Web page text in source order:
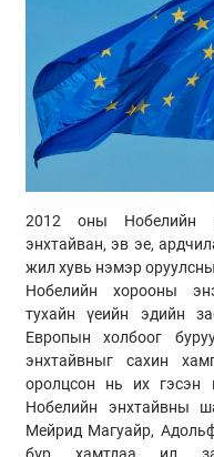
2012 оны Нобелийн
энхтайван, эв эе,
жил хувь нэмэр
Нобелийн хорооны
тухайн үеийн эдийн
Европын холбоог
энхтайвныг сахин
оролцсон нь их гэсэн
Нобелийн энхтайвны
Мейрид Магуайр,
бүр хамтдаа ил